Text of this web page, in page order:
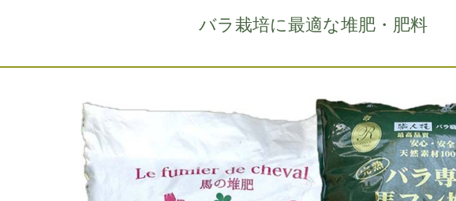
バラ栽培に最適な堆肥・肥料